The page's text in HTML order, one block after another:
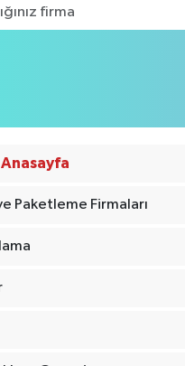
Paketleme Firmaları